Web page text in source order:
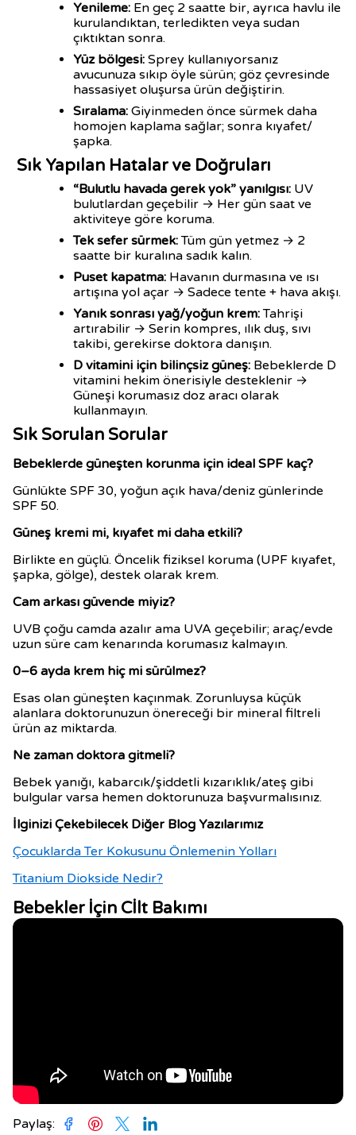
Yenileme: En geç 2 saatte bir, ayrıca havlu ile
kurulandıktan, terledikten veya sudan
çıktıktan sonra.
Yüz bölgesi: Sprey kullanıyorsanız
avucunuza sıkıp öyle sürün; göz çevresinde
hassasiyet oluşursa ürün değiştirin.
Sıralama: Giyinmeden önce sürmek daha
homojen kaplama sağlar; sonra kıyafet/
şapka.
Sık Yapılan Hatalar ve Doğruları
“Bulutlu havada gerek yok” yanılgısı: UV
bulutlardan geçebilir → Her gün saat ve
aktiviteye göre koruma.
Tek sefer sürmek:Tüm gün yetmez → 2
saatte bir kuralına sadık kalın.
Puset kapatma: Havanın durmasına ve ısı
artışına yol açar → Sadece tente + hava akışı.
Yanık sonrası yağ/yoğun krem:Tahrişi
artırabilir → Serin kompres, ılık duş, sıvı
takibi, gerekirse doktora danışın.
D vitamini için bilinçsiz güneş: Bebeklerde D
vitamini hekim önerisiyle desteklenir →
Güneşi korumasız doz aracı olarak
kullanmayın.
Sık Sorulan Sorular
Bebeklerde güneşten korunma için ideal SPF kaç?
Günlükte SPF 30, yoğun açık hava/deniz günlerinde
SPF 50.
Güneş kremi mi, kıyafet mi daha etkili?
Birlikte en güçlü. Öncelik fiziksel koruma (UPF kıyafet,
şapka, gölge), destek olarak krem.
Cam arkası güvende miyiz?
UVB çoğu camda azalır ama UVA geçebilir; araç/evde
uzun süre cam kenarında korumasız kalmayın.
0–6 ayda krem hiç mi sürülmez?
Esas olan güneşten kaçınmak. Zorunluysa küçük
alanlara doktorunuzun önereceği bir mineral filtreli
ürün az miktarda.
Ne zaman doktora gitmeli?
Bebek yanığı, kabarcık/şiddetli kızarıklık/ateş gibi
bulgular varsa hemen doktorunuza başvurmalısınız.
İlginizi Çekebilecek Diğer Blog Yazılarımız
Çocuklarda Ter Kokusunu Önlemenin Yolları
Titanium Diokside Nedir?
Bebekler İçin Cİlt Bakımı
Paylaş: